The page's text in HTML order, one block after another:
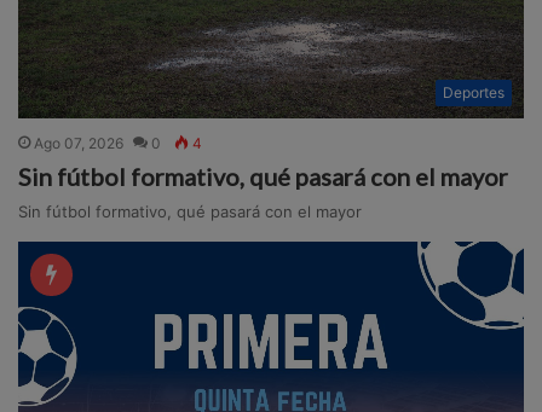
Deportes
Ago 07, 2026 0 4
Sin fútbol formativo, qué pasará con el mayor
Sin fútbol formativo, qué pasará con el mayor